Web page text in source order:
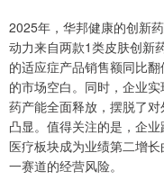
2025年，华邦健康的创新
动力来自两款1类皮肤创新
的适应症产品销售额同比
的市场空白。同时，企业
药产能全面释放，摆脱了
凸显。值得关注的是，企
医疗板块成为业绩第二增
一赛道的经营风险。